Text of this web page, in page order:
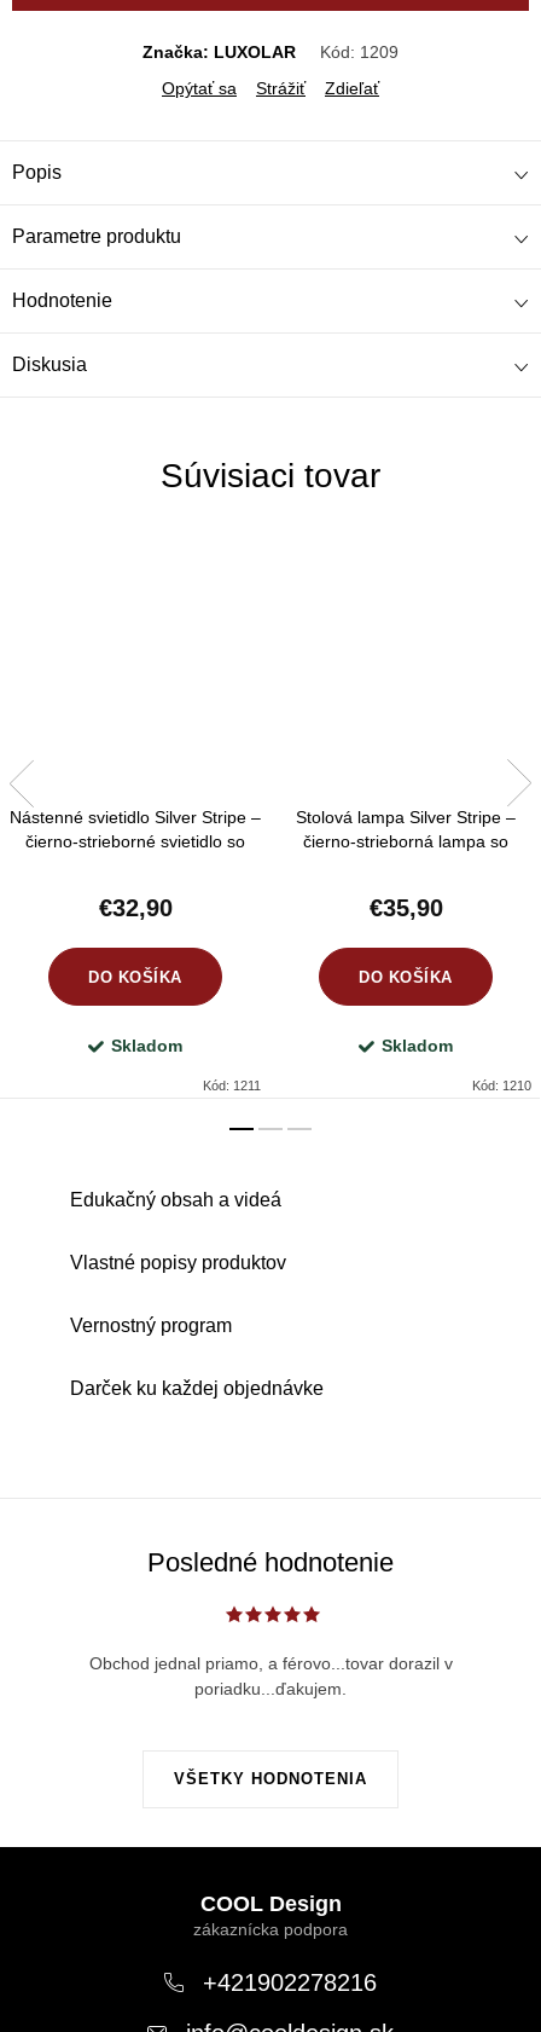
Značka: LUXOLAR Kód: 1209
Opýtať sa
Strážiť Zdieľať
Popis
Parametre produktu
Hodnotenie
Diskusia
Súvisiaci tovar
Nástenné svietidlo Silver Stripe –
čierno-strieborné svietidlo so
€32,90
DO KOŠÍKA
Skladom
Kód: 1211
Stolová lampa Silver Stripe –
čierno-strieborná lampa so
€35,90
DO KOŠÍKA
Skladom
Kód: 1210
Edukačný obsah a videá
Vlastné popisy produktov
Vernostný program
Darček ku každej objednávke
Posledné hodnotenie
VŠETKY HODNOTENIA
Obchod jednal priamo, a férovo...tovar dorazil v
poriadku...ďakujem.
COOL Design
+421902278216